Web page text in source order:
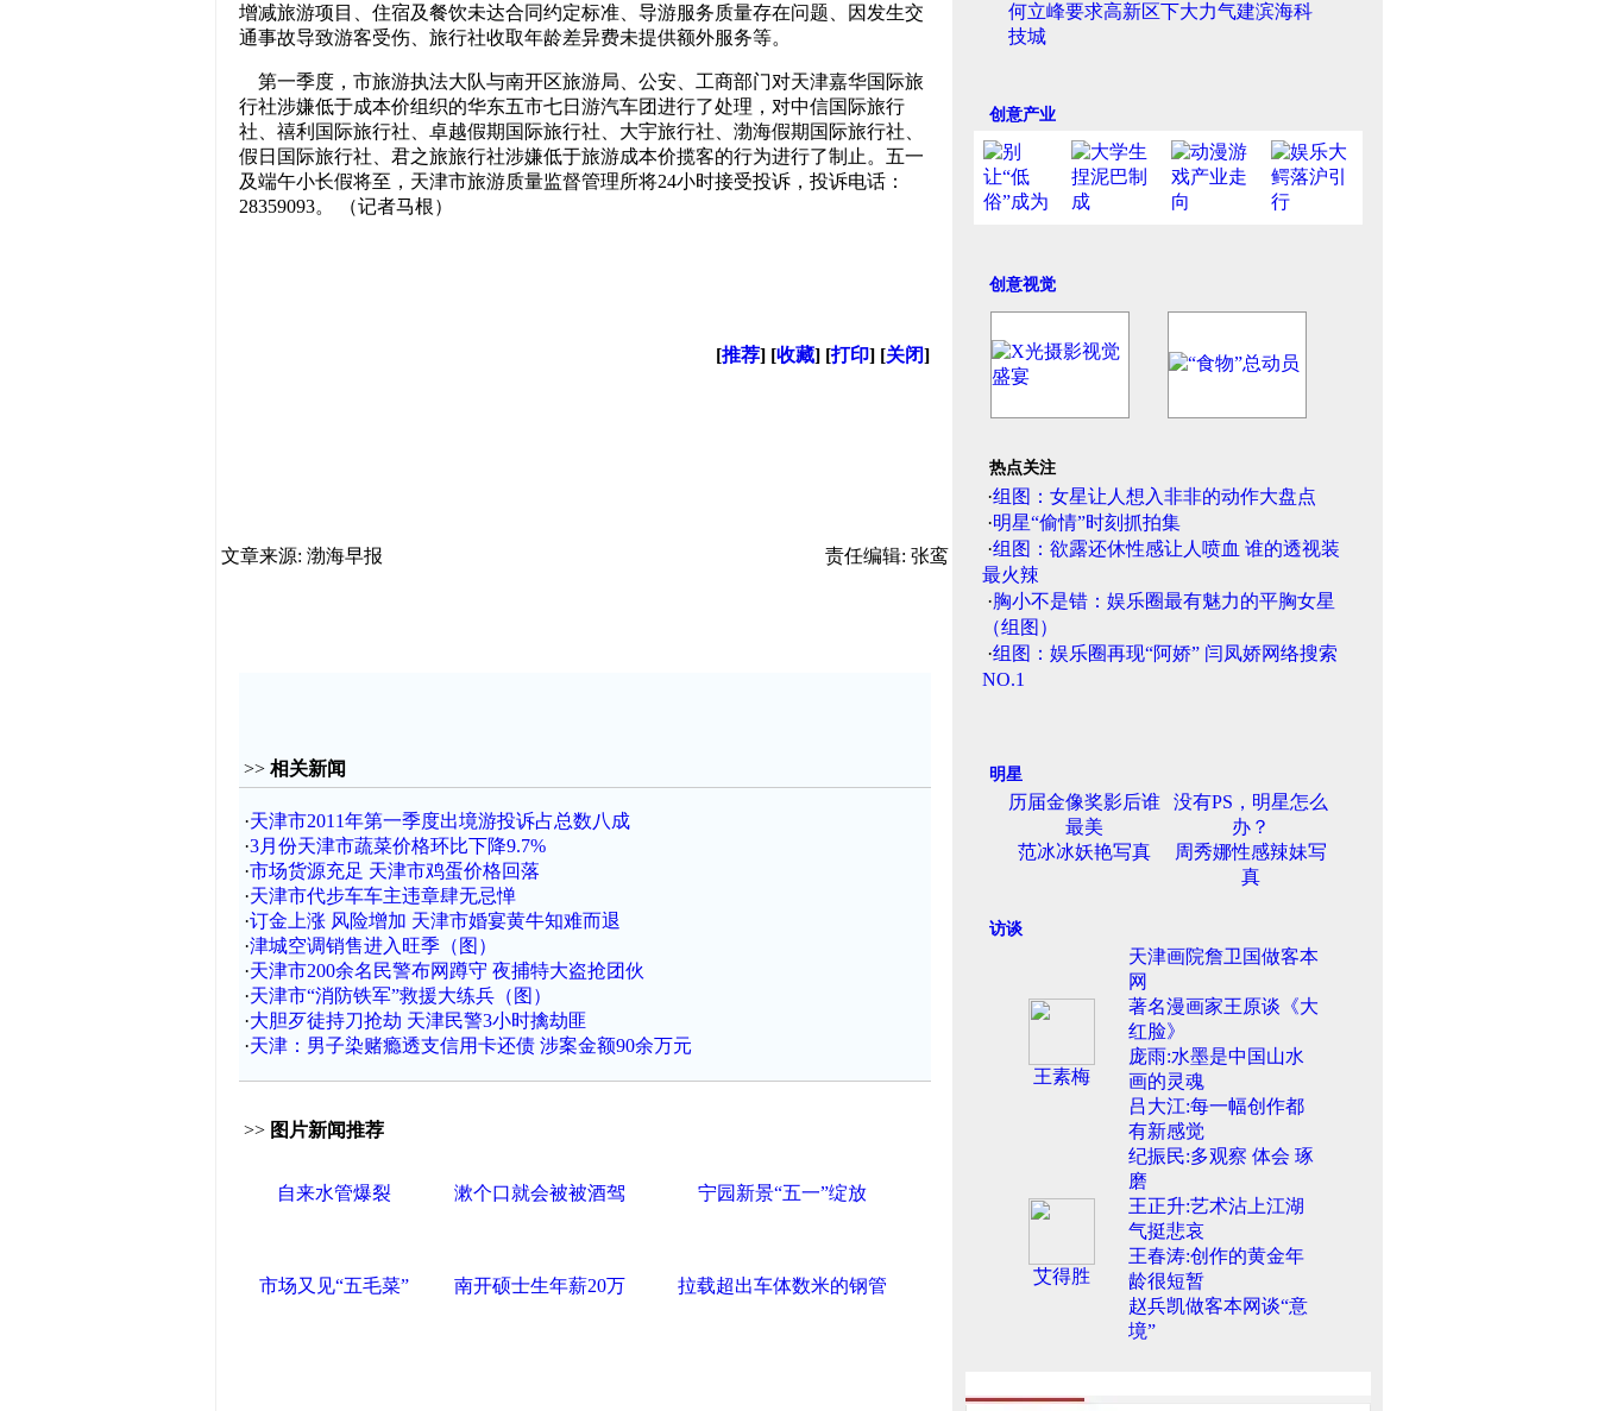
增减旅游项目、住宿及餐饮未达合同约定标准、导游服务质量存在问题、因发生交
通事故导致游客受伤、旅行社收取年龄差异费未提供额外服务等。
第一季度，市旅游执法大队与南开区旅游局、公安、工商部门对天津嘉华国际旅
行社涉嫌低于成本价组织的华东五市七日游汽车团进行了处理，对中信国际旅行
社、禧利国际旅行社、卓越假期国际旅行社、大宇旅行社、渤海假期国际旅行社、
假日国际旅行社、君之旅旅行社涉嫌低于旅游成本价揽客的行为进行了制止。五一
及端午小长假将至，天津市旅游质量监督管理所将24小时接受投诉，投诉电话：
28359093。 （记者马根）
[推荐] [收藏] [打印] [关闭]
文章来源: 渤海早报 责任编辑: 张鸾
>> 相关新闻
·天津市2011年第一季度出境游投诉占总数八成
·3月份天津市蔬菜价格环比下降9.7%
·市场货源充足 天津市鸡蛋价格回落
·天津市代步车车主违章肆无忌惮
·订金上涨 风险增加 天津市婚宴黄牛知难而退
·津城空调销售进入旺季（图）
·天津市200余名民警布网蹲守 夜捕特大盗抢团伙
·天津市“消防铁军”救援大练兵（图）
·大胆歹徒持刀抢劫 天津民警3小时擒劫匪
·天津：男子染赌瘾透支信用卡还债 涉案金额90余万元
>> 图片新闻推荐
自来水管爆裂 漱个口就会被被酒驾 宁园新景“五一”绽放
市场又见“五毛菜” 南开硕士生年薪20万 拉载超出车体数米的钢管
何立峰要求高新区下大力气建滨海科
技城
创意产业
创意视觉
热点关注
·组图：女星让人想入非非的动作大盘点
·明星“偷情”时刻抓拍集
·组图：欲露还休性感让人喷血 谁的透视装
最火辣
·胸小不是错：娱乐圈最有魅力的平胸女星
（组图）
·组图：娱乐圈再现“阿娇” 闫凤娇网络搜索
NO.1
明星
历届金像奖影后谁
最美
没有PS，明星怎么
办？
范冰冰妖艳写真
周秀娜性感辣妹写
真
访谈
王素梅
天津画院詹卫国做客本
网
著名漫画家王原谈《大
红脸》
庞雨:水墨是中国山水
画的灵魂
吕大江:每一幅创作都
有新感觉
艾得胜
纪振民:多观察 体会 琢
磨
王正升:艺术沾上江湖
气挺悲哀
王春涛:创作的黄金年
龄很短暂
赵兵凯做客本网谈“意
境”